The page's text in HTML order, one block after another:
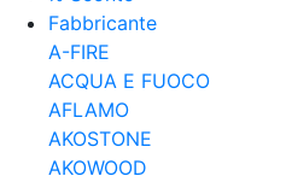
Fabbricante
A-FIRE
ACQUA E FUOCO
AFLAMO
AKOSTONE
AKOWOOD